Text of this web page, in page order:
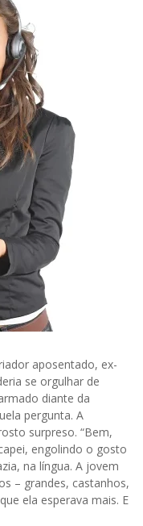
aposentado, ex-
se orgulhar de
diante da
pergunta. A
surpreso. “Bem,
engolindo o gosto
na língua. A jovem
– grandes, castanhos,
ela esperava mais. E